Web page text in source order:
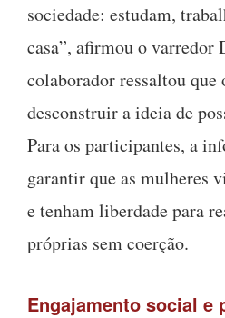
sociedade: estudam,
casa”, afirmou o varredor
colaborador ressaltou que
desconstruir a ideia de
Para os participantes, a
garantir que as mulheres
e tenham liberdade para
próprias sem coerção.
Engajamento social e